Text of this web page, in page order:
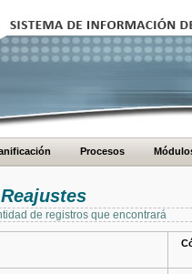
Procesos
de registros que encontrará